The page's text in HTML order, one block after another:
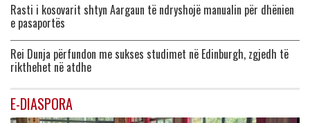
Rasti i kosovarit shtyn Aargaun të ndryshojë manualin për dhënien
e pasaportës
Rei Dunja përfundon me sukses studimet në Edinburgh, zgjedh të
rikthehet në atdhe
E-DIASPORA